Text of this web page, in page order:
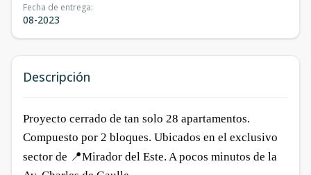
Fecha de entrega:
08-2023
Descripción
Proyecto cerrado de tan solo 28 apartamentos.
Compuesto por 2 bloques. Ubicados en el exclusivo
sector de 📍Mirador del Este. A pocos minutos de la